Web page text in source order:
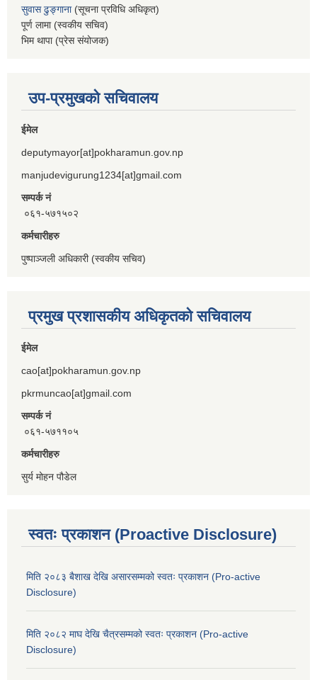
सुवास ढुङ्गाना(सूचना प्रविधि अधिकृत)
पूर्ण लामा (स्वकीय सचिव)
भिम थापा (प्रेस संयोजक)
उप-प्रमुखको सचिवालय
ईमेल
deputymayor[at]pokharamun.gov.np
manjudevigurung1234[at]gmail.com
सम्पर्क नं
०६१-५७१५०२
कर्मचारीहरु
पुष्पाञ्जली अधिकारी (स्वकीय सचिव)
प्रमुख प्रशासकीय अधिकृतको सचिवालय
ईमेल
cao[at]pokharamun.gov.np
pkrmuncao[at]gmail.com
सम्पर्क नं
०६१-५७११०५
कर्मचारीहरु
सुर्य मोहन पौडेल
स्वतः प्रकाशन (Proactive Disclosure)
मिति २०८३ बैशाख देखि असारसम्मको स्वतः प्रकाशन (Pro-active
Disclosure)
मिति २०८२ माघ देखि चैत्रसम्मको स्वतः प्रकाशन (Pro-active
Disclosure)